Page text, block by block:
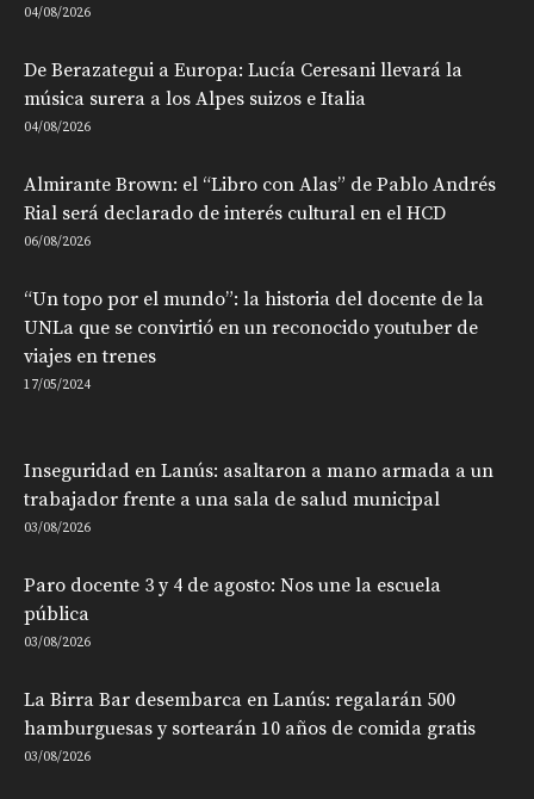
04/08/2026
De Berazategui a Europa: Lucía Ceresani llevará la
música surera a los Alpes suizos e Italia
04/08/2026
Almirante Brown: el “Libro con Alas” de Pablo Andrés
Rial será declarado de interés cultural en el HCD
06/08/2026
“Un topo por el mundo”: la historia del docente de la
UNLa que se convirtió en un reconocido youtuber de
viajes en trenes
17/05/2024
Inseguridad en Lanús: asaltaron a mano armada a un
trabajador frente a una sala de salud municipal
03/08/2026
Paro docente 3 y 4 de agosto: Nos une la escuela
pública
03/08/2026
La Birra Bar desembarca en Lanús: regalarán 500
hamburguesas y sortearán 10 años de comida gratis
03/08/2026